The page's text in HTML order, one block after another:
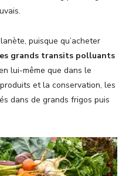
puisque qu’acheter
grands transits polluants
lui-même que dans le
et la conservation, les
dans de grands frigos puis